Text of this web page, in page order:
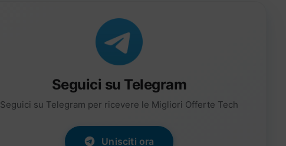
Seguici su Telegram
Seguici su Telegram per ricevere le Migliori Offerte Tech
Unisciti ora